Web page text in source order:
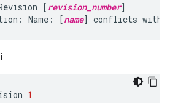
[ revision_number]
Name: [name] conflicts with
1